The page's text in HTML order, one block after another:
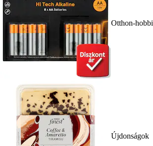
Otthon-hobbi
Újdonságok